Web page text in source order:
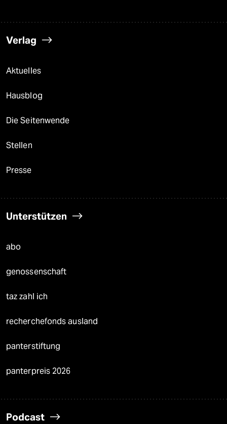
Verlag
Aktuelles
Hausblog
Die Seitenwende
Stellen
Presse
Unterstützen
abo
genossenschaft
taz zahl ich
recherchefonds ausland
panterstiftung
panterpreis 2026
Podcast